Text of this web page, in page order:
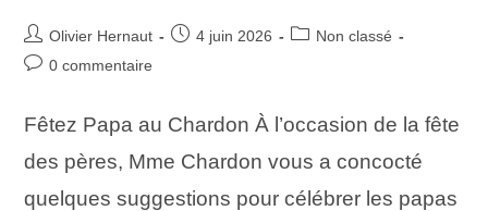
Olivier Hernaut 4 juin 2026
Non classé
0 commentaire
Fêtez Papa au Chardon À l’occasion de la fête
des pères, Mme Chardon vous a concocté
quelques suggestions pour célébrer les papas